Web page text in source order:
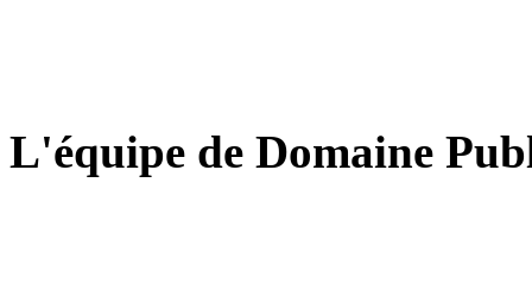
L'équipe de Domaine